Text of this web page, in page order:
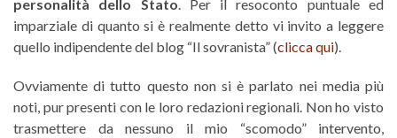
personalità dello Stato. Per il resoconto puntuale ed
imparziale di quanto si è realmente detto vi invito a leggere
quello indipendente del blog “Il sovranista” (clicca qui).
Ovviamente di tutto questo non si è parlato nei media più
noti, pur presenti con le loro redazioni regionali. Non ho visto
trasmettere da nessuno il mio “scomodo” intervento,